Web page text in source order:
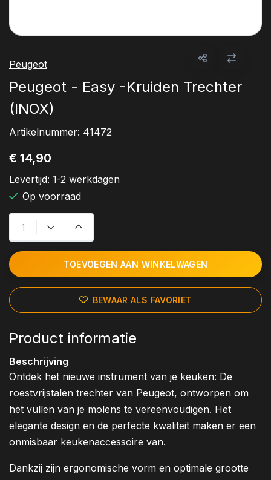
Peugeot
Peugeot - Easy -Kruiden Trechter
(INOX)
Artikelnummer: 41472
€ 14,90
Levertijd: 1-2 werkdagen
Op voorraad
TOEVOEGEN AAN WINKELWAGEN
BEWAAR ALS FAVORIET
Product informatie
Beschrijving
Ontdek het nieuwe instrument van je keuken: De
roestvrijstalen trechter van Peugeot, ontworpen om
het vullen van je molens te vereenvoudigen. Het
elegante design en de perfecte kwaliteit maken er een
onmisbaar keukenaccessoire van.
Dankzij zijn ergonomische vorm en optimale grootte